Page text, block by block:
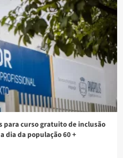
para curso gratuito de inclusão
dia da população 60 +